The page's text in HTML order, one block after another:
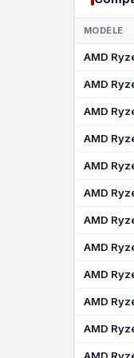
MODÈLE
AMD
AMD
AMD
AMD
AMD
AMD
AMD
AMD
AMD
AMD
AMD